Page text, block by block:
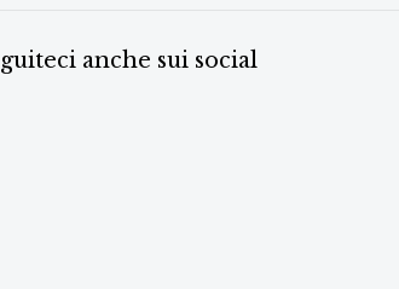
anche sui social